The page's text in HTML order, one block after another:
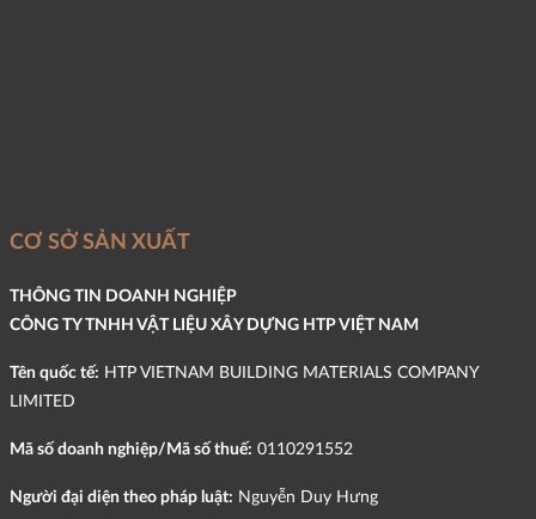
CƠ SỞ SẢN XUẤT
THÔNG TIN DOANH NGHIỆP
CÔNG TY TNHH VẬT LIỆU XÂY DỰNG HTP VIỆT NAM
Tên quốc tế: HTP VIETNAM BUILDING MATERIALS COMPANY
LIMITED
Mã số doanh nghiệp/Mã số thuế: 0110291552
Người đại diện theo pháp luật: Nguyễn Duy Hưng